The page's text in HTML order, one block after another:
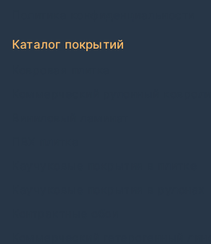
Каталог покрытий